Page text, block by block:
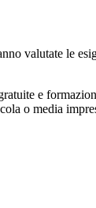
valutate le
e
o media